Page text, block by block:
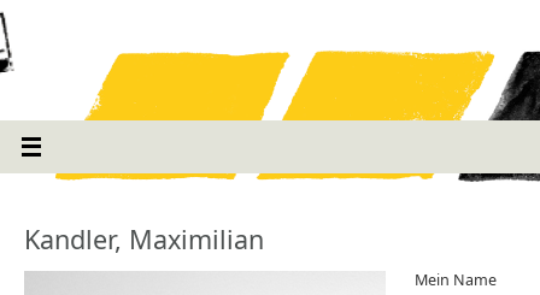
Kandler, Maximilian
Mein Name